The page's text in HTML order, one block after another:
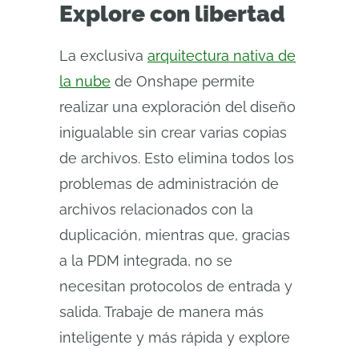
Explore con libertad
La exclusiva arquitectura nativa de
la nube de Onshape permite
realizar una exploración del diseño
inigualable sin crear varias copias
de archivos. Esto elimina todos los
problemas de administración de
archivos relacionados con la
duplicación, mientras que, gracias
a la PDM integrada, no se
necesitan protocolos de entrada y
salida. Trabaje de manera más
inteligente y más rápida y explore